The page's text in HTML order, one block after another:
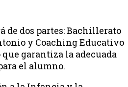
de dos partes: Bachillerato
y Coaching Educativo
garantiza la adecuada
el alumno.